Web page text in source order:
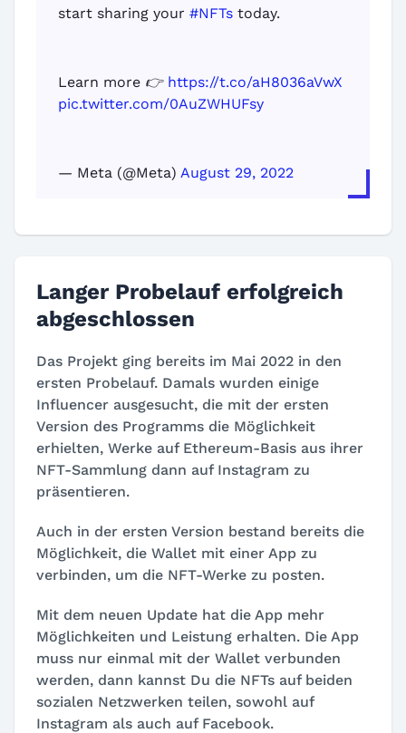
start sharing your #NFTs today.
Learn more 👉 https://t.co/aH8036aVwX
pic.twitter.com/0AuZWHUFsy
— Meta (@Meta) August 29, 2022
Langer Probelauf erfolgreich
abgeschlossen
Das Projekt ging bereits im Mai 2022 in den
ersten Probelauf. Damals wurden einige
Influencer ausgesucht, die mit der ersten
Version des Programms die Möglichkeit
erhielten, Werke auf Ethereum-Basis aus ihrer
NFT-Sammlung dann auf Instagram zu
präsentieren.
Auch in der ersten Version bestand bereits die
Möglichkeit, die Wallet mit einer App zu
verbinden, um die NFT-Werke zu posten.
Mit dem neuen Update hat die App mehr
Möglichkeiten und Leistung erhalten. Die App
muss nur einmal mit der Wallet verbunden
werden, dann kannst Du die NFTs auf beiden
sozialen Netzwerken teilen, sowohl auf
Instagram als auch auf Facebook.